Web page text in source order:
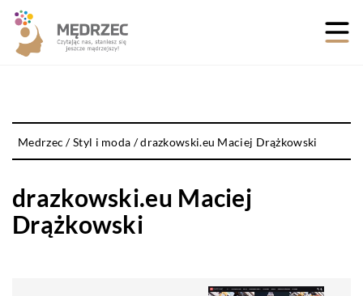
Medrzec /Styl i moda /drazkowski.eu Maciej Drążkowski
drazkowski.eu Maciej
Drążkowski